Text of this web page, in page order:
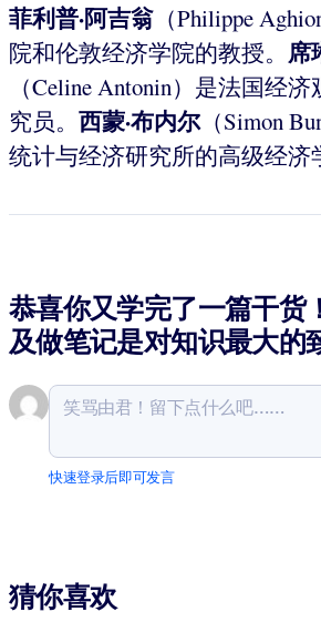
菲利普·阿吉翁 （Philippe
院和伦敦经济学院的教授。 席
（Celine Antonin）是法国经
究员。 西蒙·布内尔（Simon
统计与经济研究所的高级经济
恭喜你又学完了一篇干货
及做笔记是对知识最大的
快速登录后即可发言
猜你喜欢